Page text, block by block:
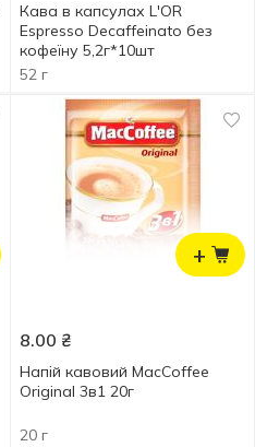
Кава в капсулах L'OR
Espresso Decaffeinato без
кофеїну 5,2г*10шт
52 г
+
8.00 ₴
Напій кавовий MacCoffee
Original 3в1 20г
20 г